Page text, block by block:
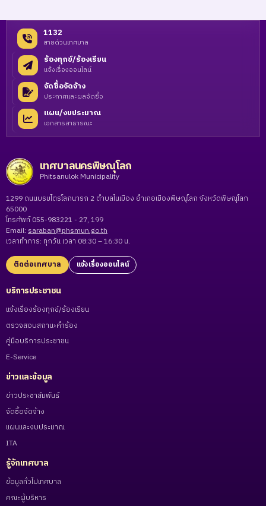
1132
สายด่วนเทศบาล
ร้องทุกข์/ร้องเรียน
แจ้งเรื่องออนไลน์
จัดซื้อจัดจ้าง
ประกาศและผลจัดซื้อ
แผน/งบประมาณ
เอกสารสาธารณะ
เทศบาลนครพิษณุโลก
Phitsanulok Municipality
1299 ถนนบรมไตรโลกนารถ 2 ตำบลในเมือง อำเภอเมืองพิษณุโลก จังหวัดพิษณุโลก
65000
โทรศัพท์ 055-983221 - 27, 199
Email: saraban@phsmun.go.th
เวลาทำการ: ทุกวัน เวลา 08:30 – 16:30 น.
ติดต่อเทศบาล แจ้งเรื่องออนไลน์
บริการประชาชน
แจ้งเรื่องร้องทุกข์/ร้องเรียน
ตรวจสอบสถานะคำร้อง
คู่มือบริการประชาชน
E-Service
ข่าวและข้อมูล
ข่าวประชาสัมพันธ์
จัดซื้อจัดจ้าง
แผนและงบประมาณ
ITA
รู้จักเทศบาล
ข้อมูลทั่วไปเทศบาล
คณะผู้บริหาร